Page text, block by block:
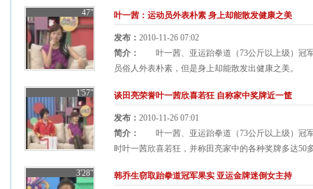
47" 叶一茜：运动员外表朴素 身上却能散发健康之美
发布： 2010-11-26 07:02
简介：
叶一茜、亚运跆拳道（73公斤以上级）冠
员俗人外表朴素，但是身上却能散发出健康之美
1'57" 谈田亮荣誉叶一茜欣喜若狂 自称家中奖牌近一筐
发布： 2010-11-26 07:01
简介：
叶一茜、亚运跆拳道（73公斤以上级）冠
时叶一茜欣喜若狂，并称田亮家中的各种奖牌多
3'28" 韩乔生窃取跆拳道冠军果实 亚运金牌迷倒女主持